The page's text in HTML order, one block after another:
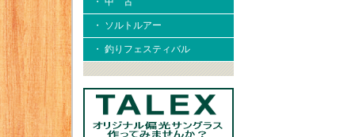
・ ソルトルアー
・ 釣りフェスティバル